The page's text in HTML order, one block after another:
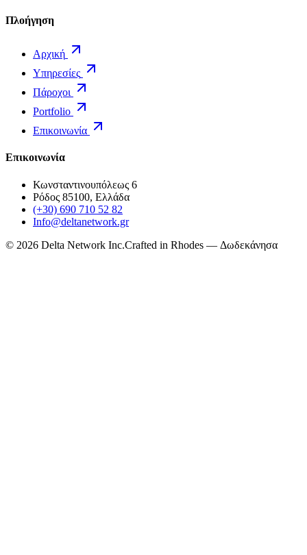
Πλοήγηση
Αρχική
Υπηρεσίες
Πάροχοι
Portfolio
Επικοινωνία
Επικοινωνία
Κωνσταντινουπόλεως 6
Ρόδος 85100, Ελλάδα
(+30) 690 710 52 82
Info@deltanetwork.gr
© 2026 Delta Network Inc.Crafted in Rhodes — Δωδεκάνησα